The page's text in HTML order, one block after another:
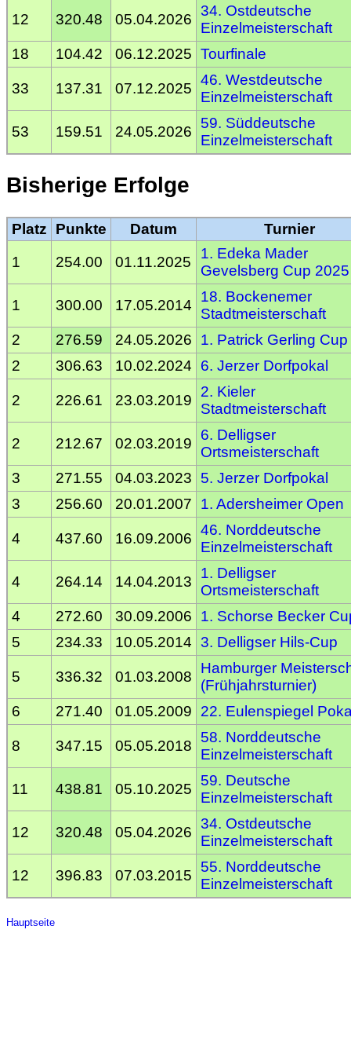
12 320.48 05.04.2026
34. Ostdeutsche
Einzelmeisterschaft
18
104.42 06.12.2025 Tourfinale
33 137.31 07.12.2025
46. Westdeutsche
Einzelmeisterschaft
53 159.51 24.05.2026
59. Süddeutsche
Einzelmeisterschaft
Bisherige Erfolge
Platz Punkte Datum
Turnier
1
254.00 01.11.2025
1. Edeka Mader
Gevelsberg Cup 2025
1 300.00 17.05.2014
18. Bockenemer
Stadtmeisterschaft
2
276.59 24.05.2026
1. Patrick Gerling Cup
2
306.63 10.02.2024 6. Jerzer Dorfpokal
2 226.61 23.03.2019
2. Kieler
Stadtmeisterschaft
2 212.67 02.03.2019
6. Delligser
Ortsmeisterschaft
3
271.55 04.03.2023
5. Jerzer Dorfpokal
3
256.60 20.01.2007 1. Adersheimer Open
4 437.60 16.09.2006
46. Norddeutsche
Einzelmeisterschaft
4 264.14 14.04.2013
1. Delligser
Ortsmeisterschaft
4
272.60 30.09.2006
1. Schorse Becker
5
234.33 10.05.2014 3. Delligser Hils-Cup
5 336.32 01.03.2008
Hamburger
(Frühjahrsturnier)
6
271.40 01.05.2009 22. Eulenspiegel
8 347.15 05.05.2018
58. Norddeutsche
Einzelmeisterschaft
11 438.81 05.10.2025
59. Deutsche
Einzelmeisterschaft
12 320.48 05.04.2026
34. Ostdeutsche
Einzelmeisterschaft
12 396.83 07.03.2015
55. Norddeutsche
Einzelmeisterschaft
Hauptseite